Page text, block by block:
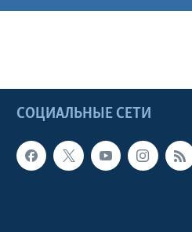
СОЦИАЛЬНЫЕ СЕТИ